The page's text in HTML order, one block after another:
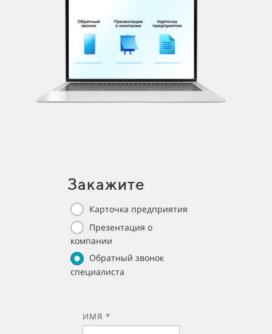
Закажите
Карточка предприятия
Презентация о
компании
Обратный звонок
специалиста
ИМЯ *